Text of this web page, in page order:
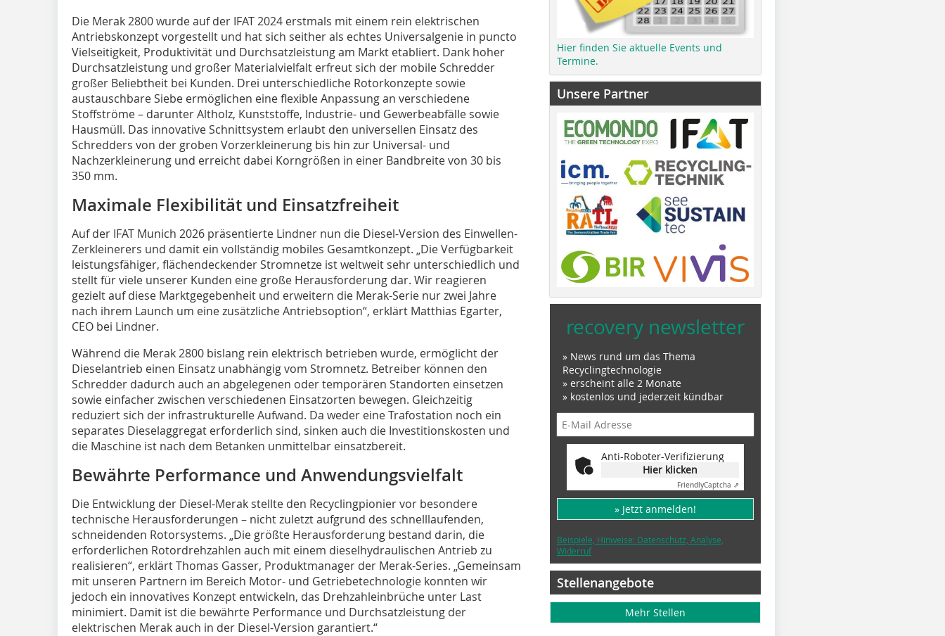
Die Merak 2800 wurde auf der IFAT 2024 erstmals mit einem rein elektrischen
Antriebskonzept vorgestellt und hat sich seither als echtes Universalgenie in puncto
Vielseitigkeit, Produktivität und Durchsatzleistung am Markt etabliert. Dank hoher
Durchsatzleistung und großer Materialvielfalt erfreut sich der mobile Schredder
großer Beliebtheit bei Kunden. Drei unterschiedliche Rotorkonzepte sowie
austauschbare Siebe ermöglichen eine flexible Anpassung an verschiedene
Stoffströme – darunter Altholz, Kunststoffe, Industrie- und Gewerbeabfälle sowie
Hausmüll. Das innovative Schnittsystem erlaubt den universellen Einsatz des
Schredders von der groben Vorzerkleinerung bis hin zur Universal- und
Nachzerkleinerung und erreicht dabei Korngrößen in einer Bandbreite von 30 bis
350 mm.
Maximale Flexibilität und Einsatzfreiheit
Auf der IFAT Munich 2026 präsentierte Lindner nun die Diesel-Version des Einwellen-
Zerkleinerers und damit ein vollständig mobiles Gesamtkonzept. „Die Verfügbarkeit
leistungsfähiger, flächendeckender Stromnetze ist weltweit sehr unterschiedlich und
stellt für viele unserer Kunden eine große Herausforderung dar. Wir reagieren
gezielt auf diese Marktgegebenheit und erweitern die Merak-Serie nur zwei Jahre
nach ihrem Launch um eine zusätzliche Antriebsoption“, erklärt Matthias Egarter,
CEO bei Lindner.
Während die Merak 2800 bislang rein elektrisch betrieben wurde, ermöglicht der
Dieselantrieb einen Einsatz unabhängig vom Stromnetz. Betreiber können den
Schredder dadurch auch an abgelegenen oder temporären Standorten einsetzen
sowie einfacher zwischen verschiedenen Einsatzorten bewegen. Gleichzeitig
reduziert sich der infrastrukturelle Aufwand. Da weder eine Trafostation noch ein
separates Dieselaggregat erforderlich sind, sinken auch die Investitionskosten und
die Maschine ist nach dem Betanken unmittelbar einsatzbereit.
Bewährte Performance und Anwendungsvielfalt
Die Entwicklung der Diesel-Merak stellte den Recyclingpionier vor besondere
technische Herausforderungen – nicht zuletzt aufgrund des schnelllaufenden,
schneidenden Rotorsystems. „Die größte Herausforderung bestand darin, die
erforderlichen Rotordrehzahlen auch mit einem dieselhydraulischen Antrieb zu
realisieren“, erklärt Thomas Gasser, Produktmanager der Merak-Series. „Gemeinsam
mit unseren Partnern im Bereich Motor- und Getriebetechnologie konnten wir
jedoch ein innovatives Konzept entwickeln, das Drehzahleinbrüche unter Last
minimiert. Damit ist die bewährte Performance und Durchsatzleistung der
elektrischen Merak auch in der Diesel-Version garantiert.“
Hier finden Sie aktuelle Events und
Termine.
Unsere Partner
recovery newsletter
» News rund um das Thema
Recyclingtechnologie
» erscheint alle 2 Monate
» kostenlos und jederzeit kündbar
Anti-Roboter-Verifizierung
Hier klicken
FriendlyCaptcha ⇗
» Jetzt anmelden!
Beispiele, Hinweise: Datenschutz, Analyse,
Widerruf
Stellenangebote
Mehr Stellen